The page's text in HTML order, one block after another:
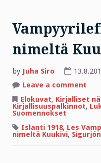
nimeltä
by Juha Siro
Leave a comment
ja
Elokuvat, Kirjalliset
Kirjallisuuspalkinnot,
Suomennokset
Islanti 1918, Les
nimeltä Kuukivi,